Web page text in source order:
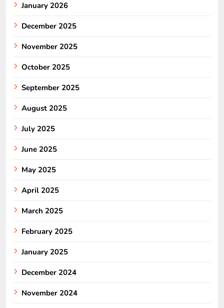
January 2026
December 2025
November 2025
October 2025
September 2025
August 2025
July 2025
June 2025
May 2025
April 2025
March 2025
February 2025
January 2025
December 2024
November 2024